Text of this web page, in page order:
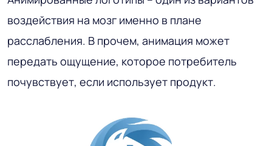
воздействия на мозг именно в плане
расслабления. В прочем, анимация может
передать ощущение, которое потребитель
почувствует, если использует продукт.